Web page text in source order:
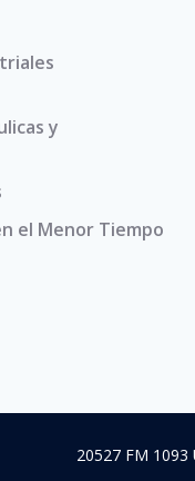
y
el Menor Tiempo
20527 FM 1093